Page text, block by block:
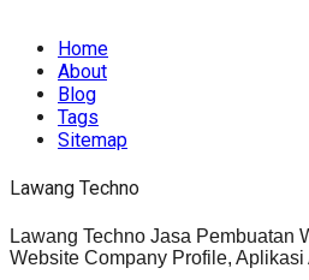
Home
About
Blog
Tags
Sitemap
Lawang Techno
Lawang Techno Jasa Pembuatan
Website Company Profile, Aplikasi